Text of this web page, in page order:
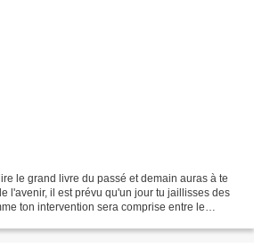
le grand livre du passé et demain auras à te
l'avenir, il est prévu qu'un jour tu jaillisses des
ton intervention sera comprise entre le